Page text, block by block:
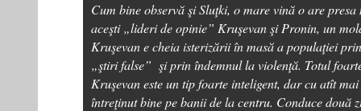
Cum bine observă şi Sluţki, o mare vină o are
aceşti „lideri de opinie” Kruşevan şi Pronin, un
Kruşevan e cheia isterizării în masă a populaţiei
„ştiri false” şi prin îndemnul la violenţă. Totul
Kruşevan este un tip foarte inteligent, dar cu atît
întreţinut bine pe banii de la centru. Conduce două